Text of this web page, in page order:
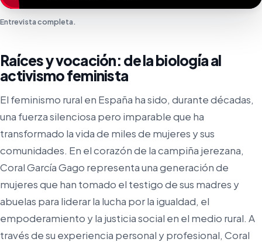
Entrevista completa.
Raíces y vocación: de la biología al
activismo feminista
El feminismo rural en España ha sido, durante décadas,
una fuerza silenciosa pero imparable que ha
transformado la vida de miles de mujeres y sus
comunidades. En el corazón de la campiña jerezana,
Coral García Gago representa una generación de
mujeres que han tomado el testigo de sus madres y
abuelas para liderar la lucha por la igualdad, el
empoderamiento y la justicia social en el medio rural. A
través de su experiencia personal y profesional, Coral